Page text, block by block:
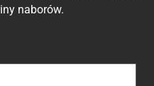
naborów.